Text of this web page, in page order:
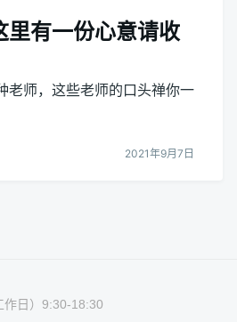
里有一份心意请收
老师，这些老师的口头禅你一
2021年9月7日
作日）9:30-18:30